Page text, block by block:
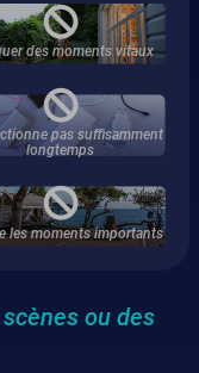
des moments vitaux
pas suffisamment
longtemps
les moments importants
ou des